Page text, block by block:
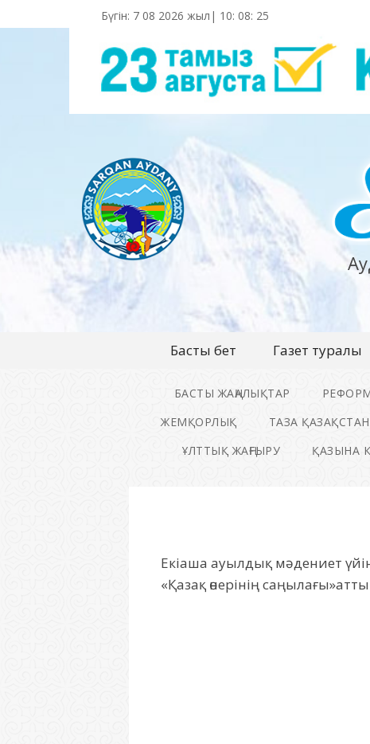
Бүгін: 7 08 2026 жыл| 10: 08: 26
Басты бет Газет туралы
БАСТЫ ЖАҢАЛЫҚТАР
ЖЕМҚОРЛЫҚ
ТАЗА ҚАЗАҚСТАН
ҰЛТТЫҚ ЖАҢҒЫРУ
ҚАЗЫНА
Екіаша ауылдық мәдениет
«Қазақ өнерінің